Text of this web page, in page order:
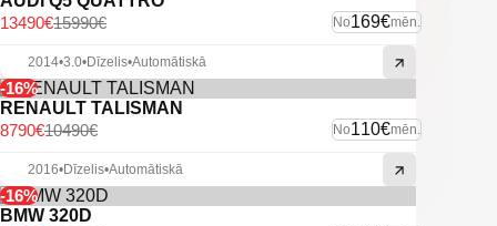
No169€mēn.
15990€
13490€
2014•3.0•Dīzelis•Automātiskā
-16%
RENAULT TALISMAN
No110€mēn.
10490€
8790€
2016•Dīzelis•Automātiskā
-16%
BMW 320D